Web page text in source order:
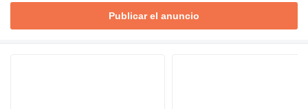
Publicar el anuncio